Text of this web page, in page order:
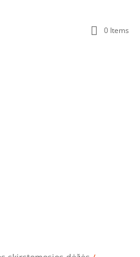
0 Items